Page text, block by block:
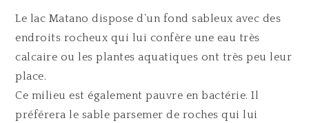
Le lac Matano dispose d’un fond sableux avec des
endroits rocheux qui lui confère une eau très
calcaire ou les plantes aquatiques ont très peu leur
place.
Ce milieu est également pauvre en bactérie. Il
préférera le sable parsemer de roches qui lui